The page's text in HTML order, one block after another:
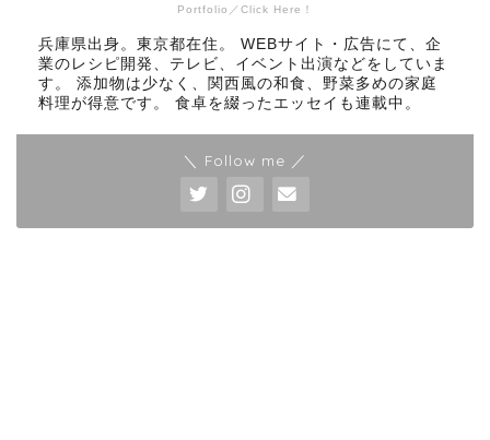
Portfolio／Click Here！
兵庫県出身。東京都在住。 WEBサイト・広告にて、企
業のレシピ開発、テレビ、イベント出演などをしていま
す。 添加物は少なく、関西風の和食、野菜多めの家庭
料理が得意です。 食卓を綴ったエッセイも連載中。
＼ Follow me ／